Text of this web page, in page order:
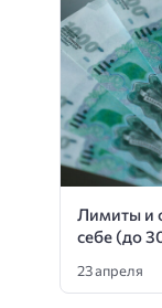
Лимиты и
себе (до
23 апреля